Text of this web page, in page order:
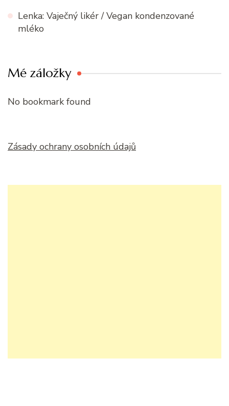
Lenka: Vaječný likér / Vegan kondenzované
mléko
Mé záložky
No bookmark found
Zásady ochrany osobních údajů